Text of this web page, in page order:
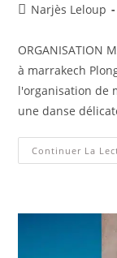
Narjès Leloup
ORGANISATION
à marrakech
l'organisation de
une danse
Continuer La